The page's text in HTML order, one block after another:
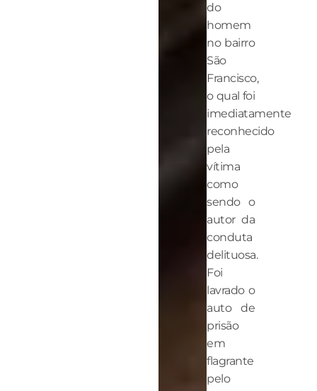
do
homem
no bairro
São
Francisco,
o qual foi
imediatamente
reconhecido
pela
vítima
como
sendo o
autor da
conduta
delituosa.
Foi
lavrado o
auto de
prisão
em
flagrante
pelo